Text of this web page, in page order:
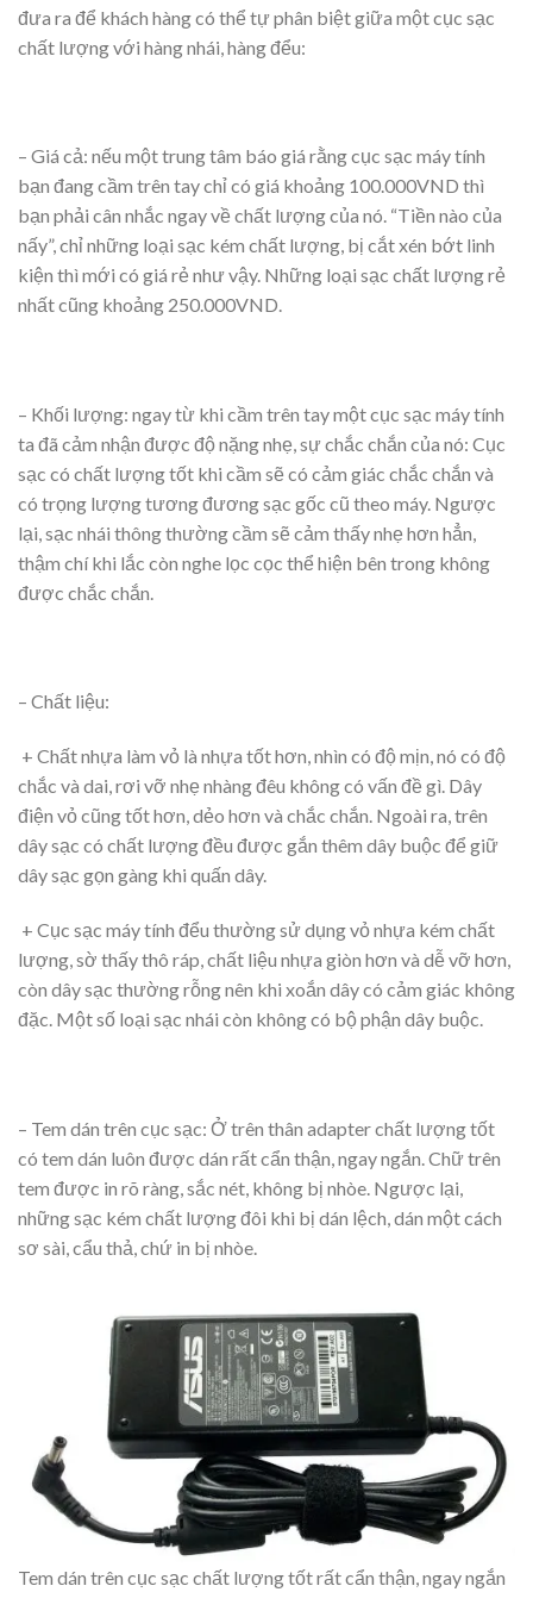
đưa ra để khách hàng có thể tự phân biệt giữa một cục sạc
chất lượng với hàng nhái, hàng đểu:
– Giá cả: nếu một trung tâm báo giá rằng cục sạc máy tính
bạn đang cầm trên tay chỉ có giá khoảng 100.000VND thì
bạn phải cân nhắc ngay về chất lượng của nó. “Tiền nào của
nấy”, chỉ những loại sạc kém chất lượng, bị cắt xén bớt linh
kiện thì mới có giá rẻ như vậy. Những loại sạc chất lượng rẻ
nhất cũng khoảng 250.000VND.
– Khối lượng: ngay từ khi cầm trên tay một cục sạc máy tính
ta đã cảm nhận được độ nặng nhẹ, sự chắc chắn của nó: Cục
sạc có chất lượng tốt khi cầm sẽ có cảm giác chắc chắn và
có trọng lượng tương đương sạc gốc cũ theo máy. Ngược
lại, sạc nhái thông thường cầm sẽ cảm thấy nhẹ hơn hẳn,
thậm chí khi lắc còn nghe lọc cọc thể hiện bên trong không
được chắc chắn.
– Chất liệu:
+ Chất nhựa làm vỏ là nhựa tốt hơn, nhìn có độ mịn, nó có độ
chắc và dai, rơi vỡ nhẹ nhàng đêu không có vấn đề gì. Dây
điện vỏ cũng tốt hơn, dẻo hơn và chắc chắn. Ngoài ra, trên
dây sạc có chất lượng đều được gắn thêm dây buộc để giữ
dây sạc gọn gàng khi quấn dây.
+ Cục sạc máy tính đểu thường sử dụng vỏ nhựa kém chất
lượng, sờ thấy thô ráp, chất liệu nhựa giòn hơn và dễ vỡ hơn,
còn dây sạc thường rỗng nên khi xoắn dây có cảm giác không
đặc. Một số loại sạc nhái còn không có bộ phận dây buộc.
– Tem dán trên cục sạc: Ở trên thân adapter chất lượng tốt
có tem dán luôn được dán rất cẩn thận, ngay ngắn. Chữ trên
tem được in rõ ràng, sắc nét, không bị nhòe. Ngược lại,
những sạc kém chất lượng đôi khi bị dán lệch, dán một cách
sơ sài, cẩu thả, chứ in bị nhòe.
Tem dán trên cục sạc chất lượng tốt rất cẩn thận, ngay ngắn